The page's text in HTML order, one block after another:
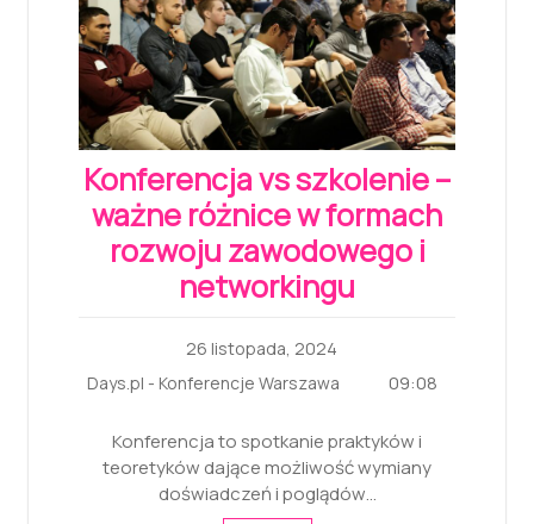
Konferencja vs szkolenie –
ważne różnice w formach
rozwoju zawodowego i
networkingu
26 listopada, 2024
Days.pl - Konferencje Warszawa
09:08
Konferencja to spotkanie praktyków i
teoretyków dające możliwość wymiany
doświadczeń i poglądów…